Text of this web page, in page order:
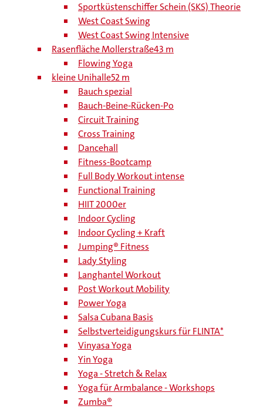
Sportküstenschiffer Schein (SKS) Theorie
West Coast Swing
West Coast Swing Intensive
Rasenfläche Mollerstraße43 m
Flowing Yoga
kleine Unihalle52 m
Bauch spezial
Bauch-Beine-Rücken-Po
Circuit Training
Cross Training
Dancehall
Fitness-Bootcamp
Full Body Workout intense
Functional Training
HIIT 2000er
Indoor Cycling
Indoor Cycling + Kraft
Jumping® Fitness
Lady Styling
Langhantel Workout
Post Workout Mobility
Power Yoga
Salsa Cubana Basis
Selbstverteidigungskurs für FLINTA*
Vinyasa Yoga
Yin Yoga
Yoga - Stretch & Relax
Yoga für Armbalance - Workshops
Zumba®